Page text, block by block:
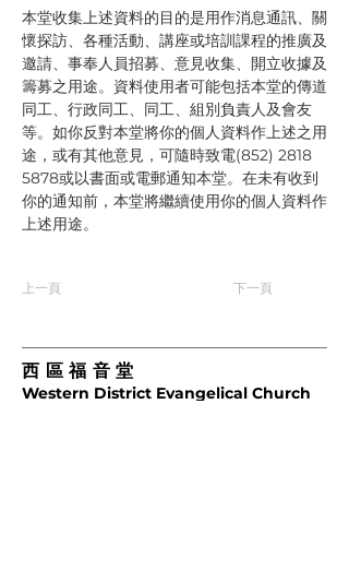
本堂收集上述資料的目的是用作消息通訊、關
懷探訪、各種活動、講座或培訓課程的推廣及
邀請、事奉人員招募、意見收集、開立收據及
籌募之用途。資料使用者可能包括本堂的傳道
同工、行政同工、同工、組別負責人及會友
等。如你反對本堂將你的個人資料作上述之用
途，或有其他意見，可隨時致電(852) 2818
5878或以書面或電郵通知本堂。在未有收到
你的通知前，本堂將繼續使用你的個人資料作
上述用途。
上一頁 下一頁
西區福音堂
Western District Evangelical Church